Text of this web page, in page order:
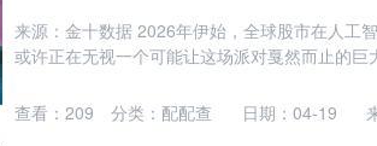
来源：金十数据 2026年伊始，全球股市在人工
或许正在无视一个可能让这场派对戛然而止的
日期：04-19
查看： 209 分类： 配配查